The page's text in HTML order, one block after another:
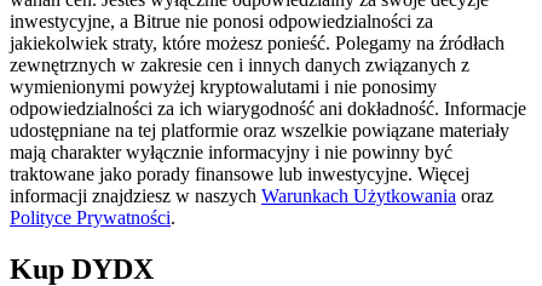
Blokady BTR
Ekskluzywne inwestycje dla posiadaczy BTR
inwestycyjne, a Bitrue nie ponosi odpowiedzialności za
jakiekolwiek straty, które możesz ponieść. Polegamy na źródłach
zewnętrznych w zakresie cen i innych danych związanych z
wymienionymi powyżej kryptowalutami i nie ponosimy
odpowiedzialności za ich wiarygodność ani dokładność. Informacje
udostępniane na tej platformie oraz wszelkie powiązane materiały
mają charakter wyłącznie informacyjny i nie powinny być
traktowane jako porady finansowe lub inwestycyjne. Więcej
informacji znajdziesz w naszych Warunkach Użytkowania oraz
Polityce Prywatności.
Kup DYDX